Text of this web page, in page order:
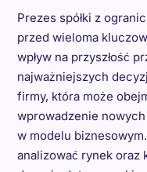
Prezes spółki z
przed wieloma
wpływ na przyszłość
najważniejszych
firmy, która może
wprowadzenie
w modelu
analizować rynek oraz